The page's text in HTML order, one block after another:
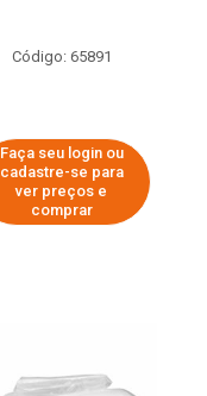
Código: 65891
Faça seu login ou
cadastre-se para
ver preços e
comprar